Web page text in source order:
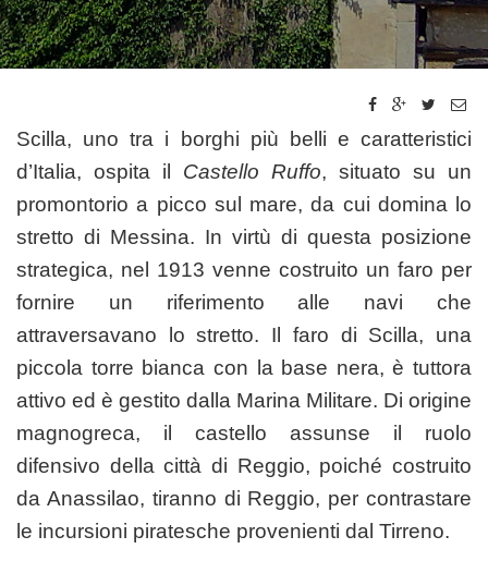
Scilla, uno tra i borghi più belli e caratteristici
d’Italia, ospita il Castello Ruffo, situato su un
promontorio a picco sul mare, da cui domina lo
stretto di Messina. In virtù di questa posizione
strategica, nel 1913 venne costruito un faro per
fornire un riferimento alle navi che
attraversavano lo stretto. Il faro di Scilla, una
piccola torre bianca con la base nera, è tuttora
attivo ed è gestito dalla Marina Militare. Di origine
magnogreca, il castello assunse il ruolo
difensivo della città di Reggio, poiché costruito
da Anassilao, tiranno di Reggio, per contrastare
le incursioni piratesche provenienti dal Tirreno.